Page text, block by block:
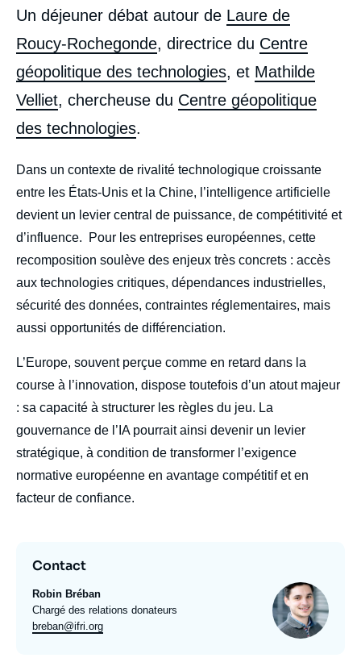
Un déjeuner débat autour de Laure de
Roucy-Rochegonde, directrice du Centre
géopolitique des technologies, et Mathilde
Velliet, chercheuse du Centre géopolitique
des technologies.
body
Dans un contexte de rivalité technologique croissante
entre les États-Unis et la Chine, l’intelligence artificielle
devient un levier central de puissance, de compétitivité et
d’influence. Pour les entreprises européennes, cette
recomposition soulève des enjeux très concrets : accès
aux technologies critiques, dépendances industrielles,
sécurité des données, contraintes réglementaires, mais
aussi opportunités de différenciation.
L’Europe, souvent perçue comme en retard dans la
course à l’innovation, dispose toutefois d’un atout majeur
: sa capacité à structurer les règles du jeu. La
gouvernance de l’IA pourrait ainsi devenir un levier
stratégique, à condition de transformer l’exigence
normative européenne en avantage compétitif et en
facteur de confiance.
Contact
Robin Bréban
Intitulé
du
Chargé des relations donateurs
Email
breban@ifri.org
Photo